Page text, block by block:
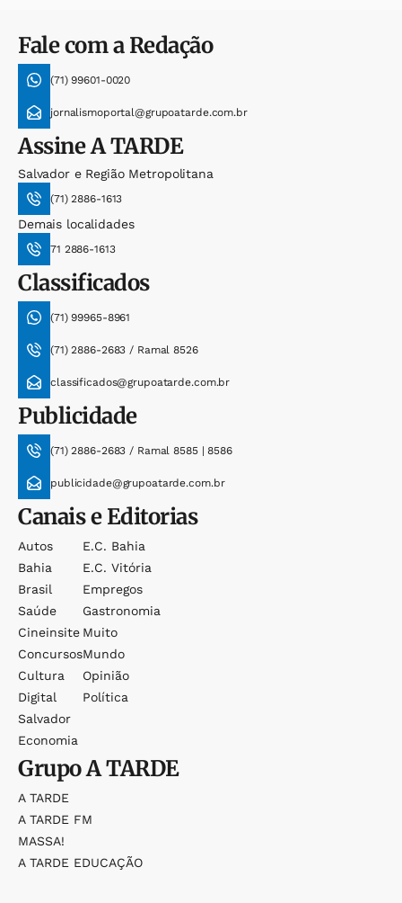
Fale com a Redação
(71) 99601-0020
jornalismoportal@grupoatarde.com.br
AssineA TARDE
Salvador e Região Metropolitana
(71) 2886-1613
Demais localidades
71 2886-1613
Classificados
(71) 99965-8961
(71) 2886-2683 / Ramal 8526
classificados@grupoatarde.com.br
Publicidade
(71) 2886-2683 / Ramal 8585 | 8586
publicidade@grupoatarde.com.br
Canais e Editorias
Autos
Bahia
Brasil
Saúde
Cineinsite
Concursos
Cultura
Digital
Salvador
Economia
E.c. Bahia
E.c. Vitória
Empregos
Gastronomia
Muito
Mundo
Opinião
Política
GrupoA TARDE
A TARDE
A TARDE FM
MASSA!
A TARDE EDUCAÇÃO